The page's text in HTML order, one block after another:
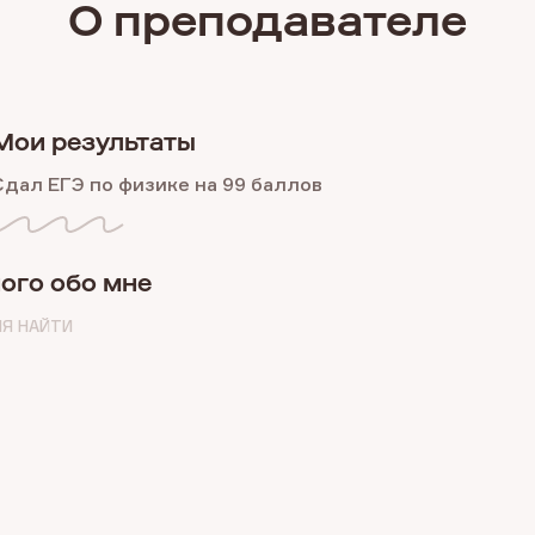
О преподавателе
результаты
ЕГЭ по физике на 99 баллов
обо мне
НАЙТИ